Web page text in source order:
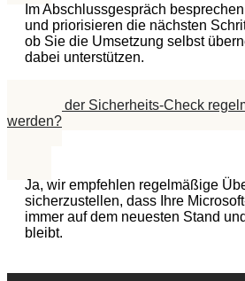
Im Abschlussgespräch
und priorisieren die nächsten
ob Sie die Umsetzung selbst
dabei unterstützen.
Sollte der Sicherheits-Check
werden?
Ja, wir empfehlen regelmäßige
sicherzustellen, dass Ihre
immer auf dem neuesten Stand
bleibt.